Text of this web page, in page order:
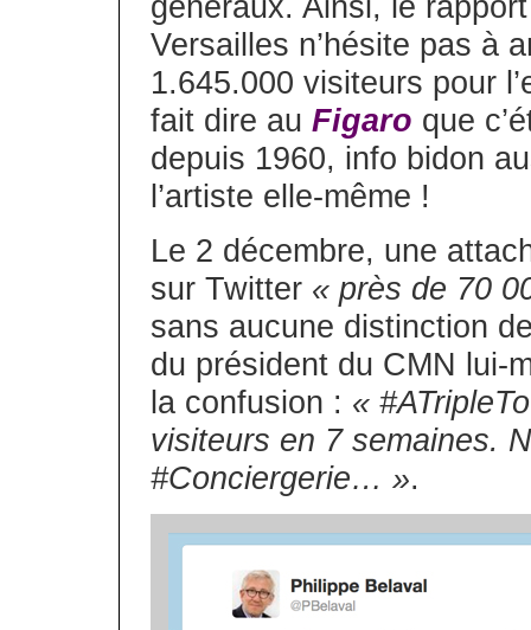
généraux. Ainsi, le
Versailles n’hésite pas à
1.645.000 visiteurs pour
fait dire au Figaro que
depuis 1960, info bidon
l’artiste elle-même !
Le 2 décembre, une
sur Twitter « près de 70
sans aucune distinction
du président du CMN lui-
la confusion : «
visiteurs en 7 semaines.
#Conciergerie… ».